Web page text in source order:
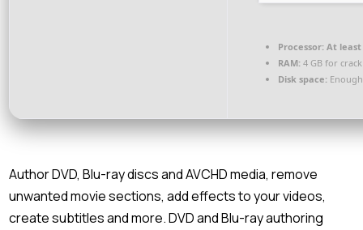
Processor: At least
RAM: 4 GB for
Disk space:
Author DVD, Blu-ray discs and AVCHD media, remove
unwanted movie sections, add effects to your videos,
create subtitles and more. DVD and Blu-ray authoring